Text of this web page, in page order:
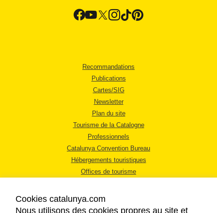
Recommandations
Publications
Cartes/SIG
Newsletter
Plan du site
Tourisme de la Catalogne
Professionnels
Catalunya Convention Bureau
Hébergements touristiques
Offices de tourisme
Cookies catalunya.com
Nous utilisons des cookies propres au site et